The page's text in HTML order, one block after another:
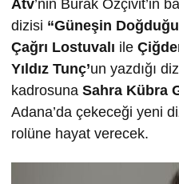
Atv’nin Burak Özçivit’in
dizisi “Güneşin
Çağrı Lostuvalı ile
Yıldız Tunç’un yazdığı
kadrosuna Sahra Kübra
Adana’da çekeceği yeni
rolüne hayat verecek.